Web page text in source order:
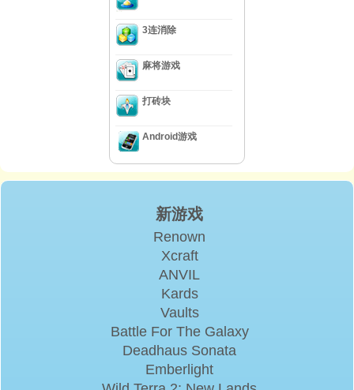
3连消除
麻将游戏
打砖块
Android游戏
新游戏
Renown
Xcraft
ANVIL
Kards
Vaults
Battle For The Galaxy
Deadhaus Sonata
Emberlight